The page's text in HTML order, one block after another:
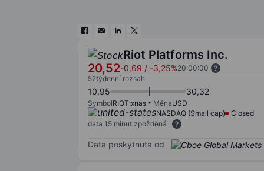
Riot Platforms Inc.
20,52-0,69 / -3,25%20:00:00
52týdenní rozsah
10,95 30,32
SymbolRIOT:xnas MěnaUSD
NASDAQ (Small cap)
Closed
data 15 minut zpožděná
Data poskytnuta od